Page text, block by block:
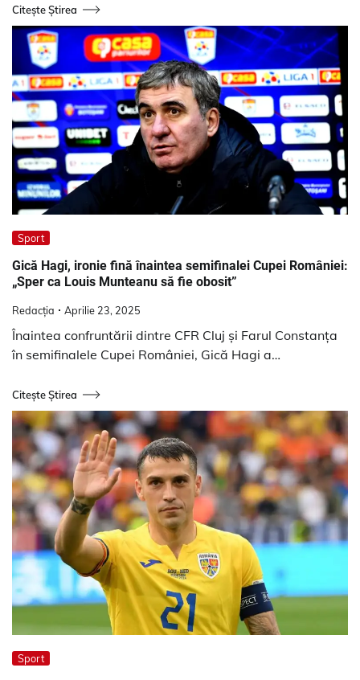
Citește Știrea
Sport
​Gică Hagi, ironie fină înaintea semifinalei Cupei României:
„Sper ca Louis Munteanu să fie obosit”​
Redacția Aprilie 23, 2025
Înaintea confruntării dintre CFR Cluj și Farul Constanța
în semifinalele Cupei României, Gică Hagi a…
Citește Știrea
Sport